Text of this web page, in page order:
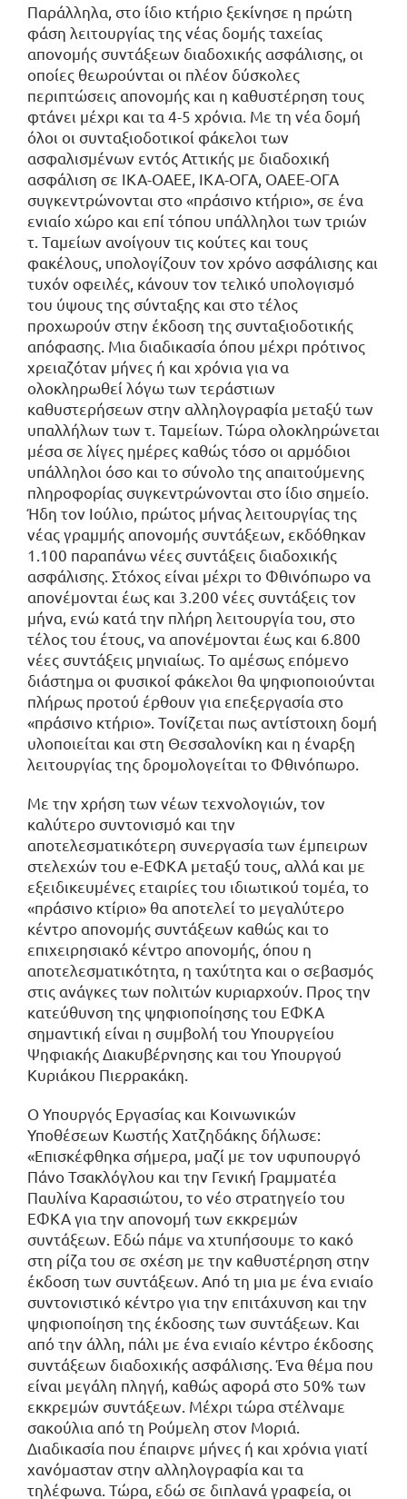
Παράλληλα, στο ίδιο κτήριο ξεκίνησε η πρώτη
φάση λειτουργίας της νέας δομής ταχείας
απονομής συντάξεων διαδοχικής ασφάλισης, οι
οποίες θεωρούνται οι πλέον δύσκολες
περιπτώσεις απονομής και η καθυστέρηση τους
φτάνει μέχρι και τα 4-5 χρόνια. Με τη νέα δομή
όλοι οι συνταξιοδοτικοί φάκελοι των
ασφαλισμένων εντός Αττικής με διαδοχική
ασφάλιση σε ΙΚΑ-ΟΑΕΕ, ΙΚΑ-ΟΓΑ, ΟΑΕΕ-ΟΓΑ
συγκεντρώνονται στο «πράσινο κτήριο», σε ένα
ενιαίο χώρο και επί τόπου υπάλληλοι των τριών
τ. Ταμείων ανοίγουν τις κούτες και τους
φακέλους, υπολογίζουν τον χρόνο ασφάλισης και
τυχόν οφειλές, κάνουν τον τελικό υπολογισμό
του ύψους της σύνταξης και στο τέλος
προχωρούν στην έκδοση της συνταξιοδοτικής
απόφασης. Μια διαδικασία όπου μέχρι πρότινος
χρειαζόταν μήνες ή και χρόνια για να
ολοκληρωθεί λόγω των τεράστιων
καθυστερήσεων στην αλληλογραφία μεταξύ των
υπαλλήλων των τ. Ταμείων. Τώρα ολοκληρώνεται
μέσα σε λίγες ημέρες καθώς τόσο οι αρμόδιοι
υπάλληλοι όσο και το σύνολο της απαιτούμενης
πληροφορίας συγκεντρώνονται στο ίδιο σημείο.
Ήδη τον Ιούλιο, πρώτος μήνας λειτουργίας της
νέας γραμμής απονομής συντάξεων, εκδόθηκαν
1.100 παραπάνω νέες συντάξεις διαδοχικής
ασφάλισης. Στόχος είναι μέχρι το Φθινόπωρο να
απονέμονται έως και 3.200 νέες συντάξεις τον
μήνα, ενώ κατά την πλήρη λειτουργία του, στο
τέλος του έτους, να απονέμονται έως και 6.800
νέες συντάξεις μηνιαίως. Το αμέσως επόμενο
διάστημα οι φυσικοί φάκελοι θα ψηφιοποιούνται
πλήρως προτού έρθουν για επεξεργασία στο
«πράσινο κτήριο». Τονίζεται πως αντίστοιχη δομή
υλοποιείται και στη Θεσσαλονίκη και η έναρξη
λειτουργίας της δρομολογείται το Φθινόπωρο.
Με την χρήση των νέων τεχνολογιών, τον
καλύτερο συντονισμό και την
αποτελεσματικότερη συνεργασία των έμπειρων
στελεχών του e-ΕΦΚΑ μεταξύ τους, αλλά και με
εξειδικευμένες εταιρίες του ιδιωτικού τομέα, το
«πράσινο κτίριο» θα αποτελεί το μεγαλύτερο
κέντρο απονομής συντάξεων καθώς και το
επιχειρησιακό κέντρο απονομής, όπου η
αποτελεσματικότητα, η ταχύτητα και ο σεβασμός
στις ανάγκες των πολιτών κυριαρχούν. Προς την
κατεύθυνση της ψηφιοποίησης του ΕΦΚΑ
σημαντική είναι η συμβολή του Υπουργείου
Ψηφιακής Διακυβέρνησης και του Υπουργού
Κυριάκου Πιερρακάκη.
Ο Υπουργός Εργασίας και Κοινωνικών
Υποθέσεων Κωστής Χατζηδάκης δήλωσε:
«Επισκέφθηκα σήμερα, μαζί με τον υφυπουργό
Πάνο Τσακλόγλου και την Γενική Γραμματέα
Παυλίνα Καρασιώτου, το νέο στρατηγείο του
ΕΦΚΑ για την απονομή των εκκρεμών
συντάξεων. Εδώ πάμε να χτυπήσουμε το κακό
στη ρίζα του σε σχέση με την καθυστέρηση στην
έκδοση των συντάξεων. Από τη μια με ένα ενιαίο
συντονιστικό κέντρο για την επιτάχυνση και την
ψηφιοποίηση της έκδοσης των συντάξεων. Και
από την άλλη, πάλι με ένα ενιαίο κέντρο έκδοσης
συντάξεων διαδοχικής ασφάλισης. Ένα θέμα που
είναι μεγάλη πληγή, καθώς αφορά στο 50% των
εκκρεμών συντάξεων. Μέχρι τώρα στέλναμε
σακούλια από τη Ρούμελη στον Μοριά.
Διαδικασία που έπαιρνε μήνες ή και χρόνια γιατί
χανόμασταν στην αλληλογραφία και τα
τηλέφωνα. Τώρα, εδώ σε διπλανά γραφεία, οι